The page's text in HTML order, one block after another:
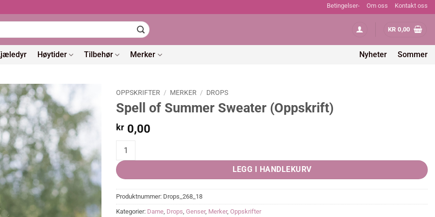
Betingelser- Om oss Kontakt oss
KR 0,00
Høytider Tilbehør Merker Nyheter Sommer
OPPSKRIFTER / MERKER / DROPS
Spell of Summer Sweater (Oppskrift)
kr 0,00
Spell of Summer Sweater (Oppskrift) quantity
LEGG I HANDLEKURV
Produktnummer: Drops_268_18
Kategorier: Dame, Drops, Genser, Merker, Oppskrifter